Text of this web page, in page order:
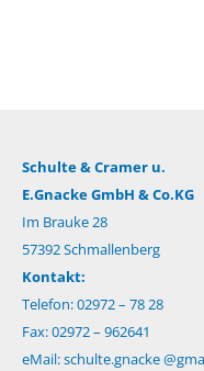
Schulte & Cramer u.
E.Gnacke GmbH & Co.KG
Im Brauke 28
57392 Schmallenberg
Kontakt:
Telefon: 02972 – 78 28
Fax: 02972 – 962641
eMail:schulte.gnacke